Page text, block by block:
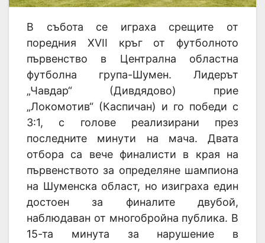
В събота се играха срещите от
поредния ХVII кръг от футболното
първенство в Централна областна
футболна група-Шумен. Лидерът
„Чавдар“ (Дивдядово) прие
„Локомотив“ (Каспичан) и го победи с
3:1, с голове реализирани през
последните минути на мача. Двата
отбора са вече финалисти в края на
първенството за определяне шампиона
на Шуменска област, но изиграха един
достоен за финалите двубой,
наблюдаван от многобройна публика. В
15-та минута за нарушение в